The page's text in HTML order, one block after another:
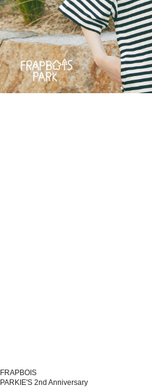
FRAPBOIS
PARKIE'S 2nd Anniversary